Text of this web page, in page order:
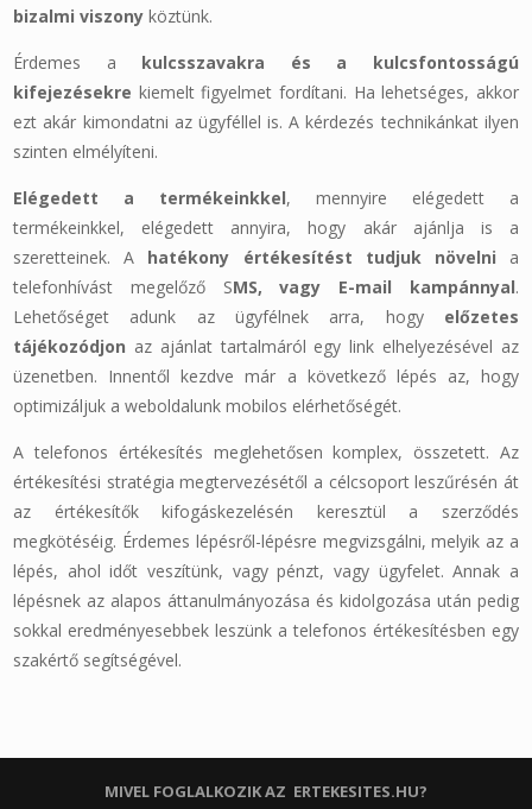
bizalmi viszony köztünk.
Érdemes a kulcsszavakra és a kulcsfontosságú
kifejezésekre kiemelt figyelmet fordítani. Ha lehetséges, akkor
ezt akár kimondatni az ügyféllel is. A kérdezés technikánkat ilyen
szinten elmélyíteni.
Elégedett a termékeinkkel, mennyire elégedett a
termékeinkkel, elégedett annyira, hogy akár ajánlja is a
szeretteinek. A hatékony értékesítést tudjuk növelni a
telefonhívást megelőző SMS, vagy E-mail kampánnyal.
Lehetőséget adunk az ügyfélnek arra, hogy előzetes
tájékozódjon az ajánlat tartalmáról egy link elhelyezésével az
üzenetben. Innentől kezdve már a következő lépés az, hogy
optimizáljuk a weboldalunk mobilos elérhetőségét.
A telefonos értékesítés meglehetősen komplex, összetett. Az
értékesítési stratégia megtervezésétől a célcsoport leszűrésén át
az értékesítők kifogáskezelésén keresztül a szerződés
megkötéséig. Érdemes lépésről-lépésre megvizsgálni, melyik az a
lépés, ahol időt veszítünk, vagy pénzt, vagy ügyfelet. Annak a
lépésnek az alapos áttanulmányozása és kidolgozása után pedig
sokkal eredményesebbek leszünk a telefonos értékesítésben egy
szakértő segítségével.
MIVEL FOGLALKOZIK AZ ERTEKESITES.HU?